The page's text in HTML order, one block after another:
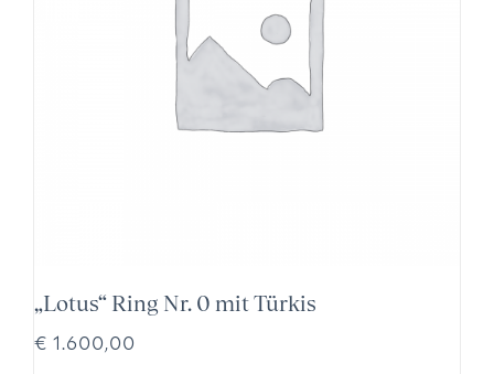
„Lotus“ Ring Nr. 0 mit Türkis
€ 1.600,00